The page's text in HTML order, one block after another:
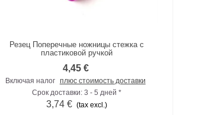
К сравнению
Резец Поперечные ножницы стежка с
пластиковой ручкой
4,45 €
Включая налог плюс стоимость доставки
Срок доставки: 3 - 5 дней *
3,74 € (tax excl.)